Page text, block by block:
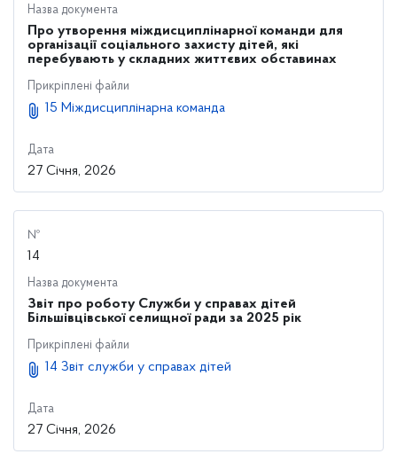
Назва документа
Про утворення міждисциплінарної команди для
організації соціального захисту дітей, які
перебувають у складних життєвих обставинах
Прикріплені файли
15 Міждисциплінарна команда
Дата
27 Січня, 2026
№
14
Назва документа
Звіт про роботу Служби у справах дітей
Більшівцівської селищної ради за 2025 рік
Прикріплені файли
14 Звіт служби у справах дітей
Дата
27 Січня, 2026